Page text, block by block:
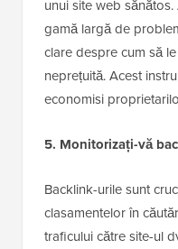
unui site web
gamă largă de
clare despre cum să
neprețuită. Acest
economisi
5. Monitorizați-vă
Backlink-urile sunt
clasamentelor în
traficului către site-ul